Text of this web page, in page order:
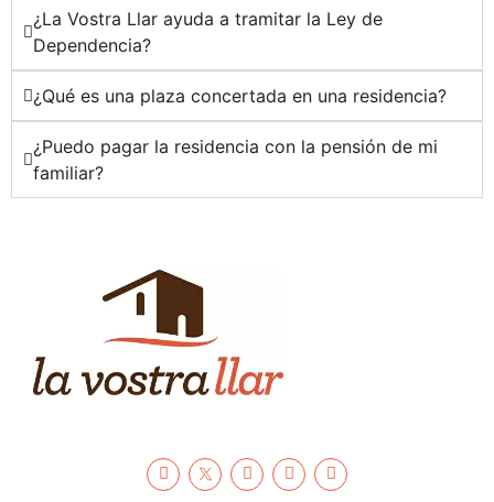
¿La Vostra Llar ayuda a tramitar la Ley de
Dependencia?
¿Qué es una plaza concertada en una residencia?
¿Puedo pagar la residencia con la pensión de mi
familiar?